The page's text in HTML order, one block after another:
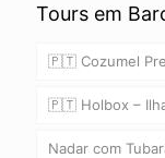
Tours em
🇵🇹 Cozumel
🇵🇹 Holbox –
Nadar com